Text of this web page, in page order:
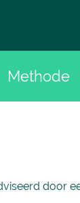
Methode
door